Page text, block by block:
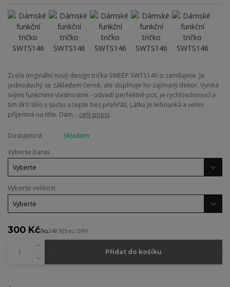
Zcela originální nový design trička SWEEP SWTS146 si zamilujete. Je
jednoduchý se základem černé, ale doplňuje ho zajímavý dekor. Vyniká
svými funkčními vlastnostmi - odvádí perfektně pot, je rychloschnoucí a
tím drží tělo v suchu a teple bez přehřátí. Látka je lehounká a velmi
příjemná na těle. Dám... celý popis
Dostupnost
Skladem
Vyberte barvu
Vyberte velikost
300 Kč/ks248 Kčbez DPH
Přidat do košíku